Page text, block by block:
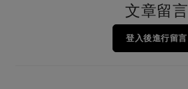
文章留言
登入後進行留言